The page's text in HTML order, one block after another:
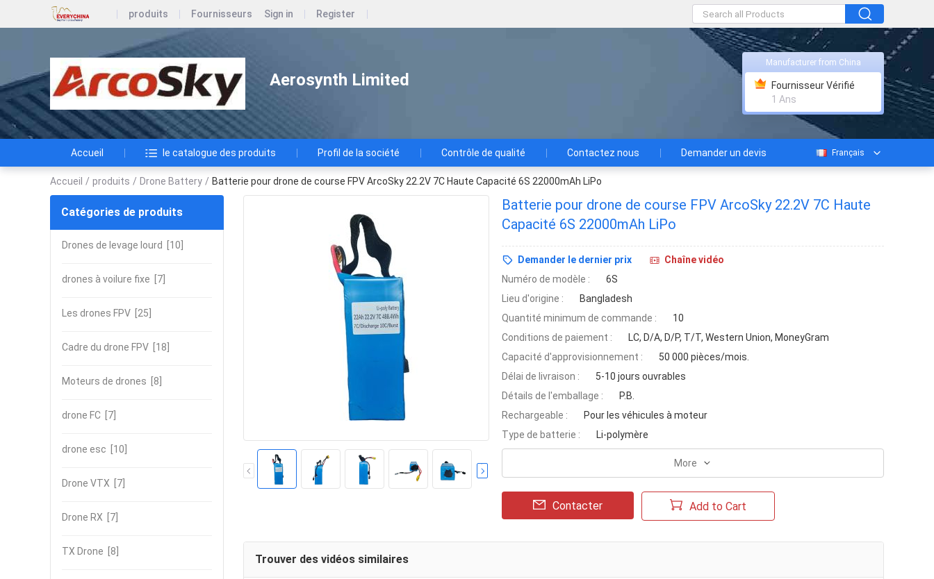
produits Fournisseurs Sign in Register
Aerosynth Limited
Manufacturer from China
Fournisseur Vérifié
1 Ans
Accueil le catalogue des produits Profil de la société Contrôle de qualité Contactez nous Demander un devis Français
Accueil / produits / Drone Battery / Batterie pour drone de course FPV ArcoSky 22.2V 7C Haute Capacité 6S 22000mAh LiPo
Catégories de produits
Drones de levage lourd [10]
drones à voilure fixe [7]
Les drones FPV [25]
Cadre du drone FPV [18]
Moteurs de drones [8]
drone FC [7]
drone esc [10]
Drone VTX [7]
Drone RX [7]
TX Drone [8]
Batterie pour drone de course FPV ArcoSky 22.2V 7C Haute
Capacité 6S 22000mAh LiPo
Demander le dernier prix
Chaîne vidéo
Numéro de modèle :
6S
Lieu d'origine :
Bangladesh
Quantité minimum de commande :
10
Conditions de paiement :
LC, D/A, D/P, T/T, Western Union, MoneyGram
Capacité d'approvisionnement :
50 000 pièces/mois.
Délai de livraison :
5-10 jours ouvrables
Détails de l'emballage :
P.B.
Rechargeable :
Pour les véhicules à moteur
Type de batterie :
Li-polymère
More
Contacter Add to Cart
Trouver des vidéos similaires